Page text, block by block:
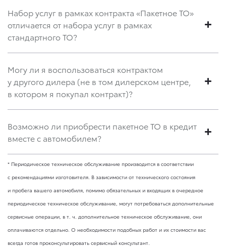
Набор услуг в рамках контракта «Пакетное ТО»
отличается от набора услуг в рамках
стандартного ТО?
Могу ли я воспользоваться контрактом
у другого дилера (не в том дилерском центре,
в котором я покупал контракт)?
Возможно ли приобрести пакетное ТО в кредит
вместе с автомобилем?
* Периодическое техническое обслуживание производится в соответствии
с рекомендациями изготовителя. В зависимости от технического состояния
и пробега вашего автомобиля, помимо обязательных и входящих в очередное
периодическое техническое обслуживание, могут потребоваться дополнительные
сервисные операции, в т. ч. дополнительное техническое обслуживание, они
оплачиваются отдельно. О необходимости подобных работ и их стоимости вас
всегда готов проконсультировать сервисный консультант.